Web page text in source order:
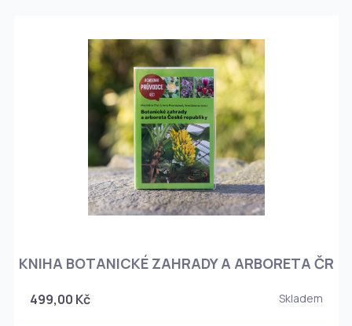
KNIHA BOTANICKÉ ZAHRADY A ARBORETA ČR
499,00 Kč Skladem